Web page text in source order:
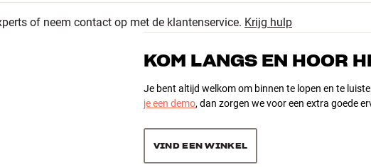
3.7
of neem contact op met de klantenservice. Krijg hulp
KOM LANGS EN HOOR
Je bent altijd welkom om binnen te lopen en te
je een demo, dan zorgen we voor een extra goede
VIND EEN WINKEL